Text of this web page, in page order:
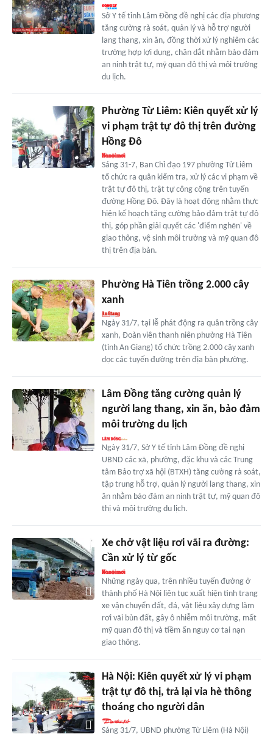
Sở Y tế tỉnh Lâm Đồng đề nghị các địa phương
tăng cường rà soát, quản lý và hỗ trợ người
lang thang, xin ăn, đồng thời xử lý nghiêm các
trường hợp lợi dụng, chăn dắt nhằm bảo đảm
an ninh trật tự, mỹ quan đô thị và môi trường
du lịch.
Phường Từ Liêm: Kiên quyết xử lý
vi phạm trật tự đô thị trên đường
Hồng Đô
Sáng 31-7, Ban Chỉ đạo 197 phường Từ Liêm
tổ chức ra quân kiểm tra, xử lý các vi phạm về
trật tự đô thị, trật tự công cộng trên tuyến
đường Hồng Đô. Đây là hoạt động nhằm thực
hiện kế hoạch tăng cường bảo đảm trật tự đô
thị, góp phần giải quyết các 'điểm nghẽn' về
giao thông, vệ sinh môi trường và mỹ quan đô
thị trên địa bàn.
Phường Hà Tiên trồng 2.000 cây
xanh
Ngày 31/7, tại lễ phát động ra quân trồng cây
xanh, Đoàn viên thanh niên phường Hà Tiên
(tỉnh An Giang) tổ chức trồng 2.000 cây xanh
dọc các tuyến đường trên địa bàn phường.
Lâm Đồng tăng cường quản lý
người lang thang, xin ăn, bảo đảm
môi trường du lịch
Ngày 31/7, Sở Y tế tỉnh Lâm Đồng đề nghị
UBND các xã, phường, đặc khu và các Trung
tâm Bảo trợ xã hội (BTXH) tăng cường rà soát,
tập trung hỗ trợ, quản lý người lang thang, xin
ăn nhằm bảo đảm an ninh trật tự, mỹ quan đô
thị và môi trường du lịch.
Xe chở vật liệu rơi vãi ra đường:
Cần xử lý từ gốc
Những ngày qua, trên nhiều tuyến đường ở
thành phố Hà Nội liên tục xuất hiện tình trạng
xe vận chuyển đất, đá, vật liệu xây dựng làm
rơi vãi bùn đất, gây ô nhiễm môi trường, mất
mỹ quan đô thị và tiềm ẩn nguy cơ tai nạn
giao thông.
Hà Nội: Kiên quyết xử lý vi phạm
trật tự đô thị, trả lại vỉa hè thông
thoáng cho người dân
Sáng 31/7, UBND phường Từ Liêm (Hà Nội)